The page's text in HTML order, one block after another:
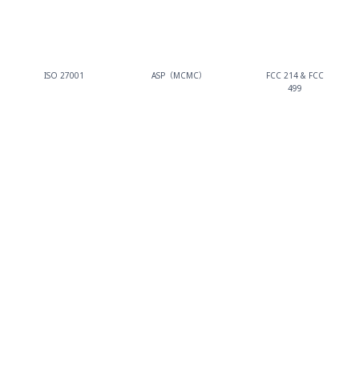
ISO 27001 ASP（MCMC）
FCC 214 & FCC
499